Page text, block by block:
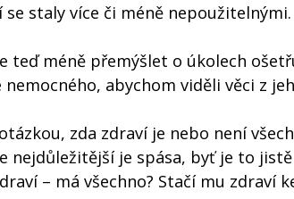
staly více či méně nepoužitelnými.
teď méně přemýšlet o úkolech
abychom viděli věci z
zda zdraví je nebo není
nejdůležitější je spása, byť je to
– má všechno? Stačí mu zdraví